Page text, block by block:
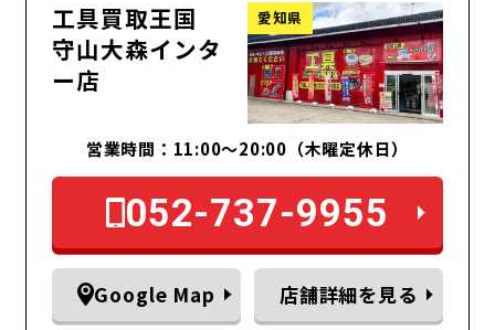
工具買取王国
守山大森インタ
ー店
愛知県
営業時間：11:00～20:00（木曜定休日）
052-737-9955
Google Map 店舗詳細を見る